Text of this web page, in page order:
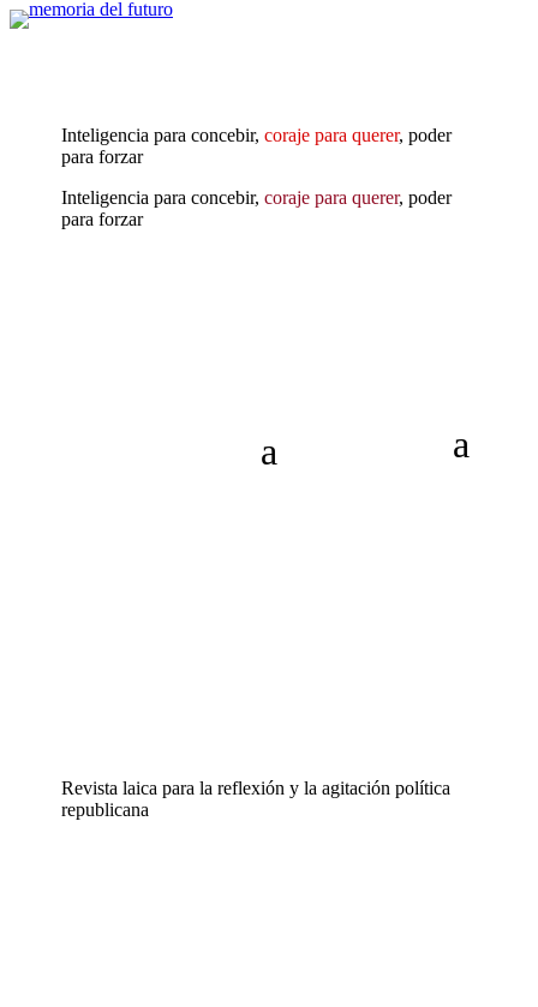
Inteligencia para concebir,coraje para querer, poder
para forzar
Inteligencia para concebir,coraje para querer, poder
para forzar
Revista laica para la reflexión y la agitación política
republicana